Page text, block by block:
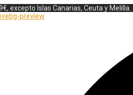
excepto Islas Canarias, Ceuta y Melilla.